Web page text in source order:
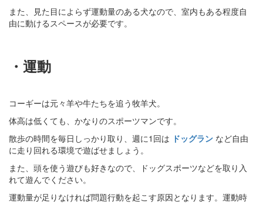
また、見た目によらず運動量のある犬なので、室内もある程度自
由に動けるスペースが必要です。
・運動
コーギーは元々羊や牛たちを追う牧羊犬。
体高は低くても、かなりのスポーツマンです。
散歩の時間を毎日しっかり取り、週に1回は ドッグラン など自由
に走り回れる環境で遊ばせましょう。
また、頭を使う遊びも好きなので、ドッグスポーツなどを取り入
れて遊んでください。
運動量が足りなければ問題行動を起こす原因となります。運動時